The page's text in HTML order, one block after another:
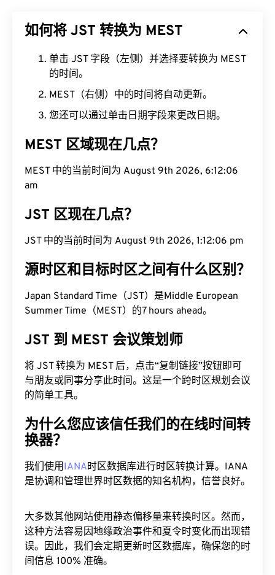
如何将 JST 转换为 MEST
单击 JST 字段（左侧）并选择要转换为 MEST
的时间。
MEST（右侧）中的时间将自动更新。
您还可以通过单击日期字段来更改日期。
MEST 区域现在几点？
MEST 中的当前时间为 August 9th 2026, 6:12:07
am
JST 区现在几点？
JST 中的当前时间为 August 9th 2026, 1:12:07 pm
源时区和目标时区之间有什么区别？
Japan Standard Time（JST）是Middle European
Summer Time（MEST）的7 hours ahead。
JST 到 MEST 会议策划师
将 JST 转换为 MEST 后，点击“复制链接”按钮即可
与朋友或同事分享此时间。这是一个跨时区规划会议
的简单工具。
为什么您应该信任我们的在线时间转
换器？
我们使用IANA时区数据库进行时区转换计算。IANA
是协调和管理世界时区数据的知名机构，信誉良好。
大多数其他网站使用静态偏移量来转换时区。然而，
这种方法容易因地缘政治事件和夏令时变化而出现错
误。因此，我们会定期更新时区数据库，确保您的时
间信息 100% 准确。